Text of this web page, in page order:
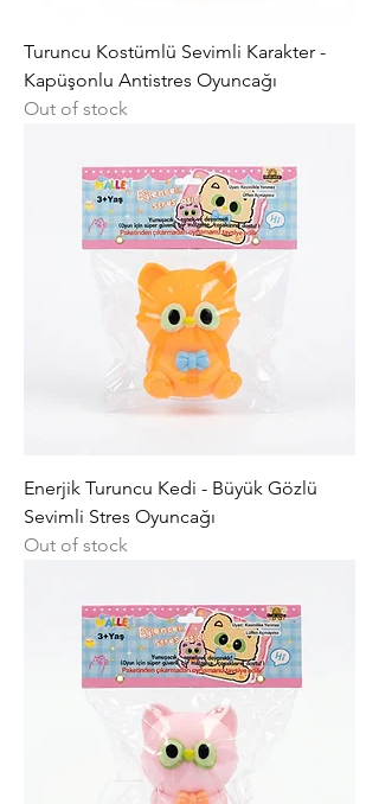
Turuncu Kostümlü Sevimli Karakter -
Kapüşonlu Antistres Oyuncağı
Out of stock
Enerjik Turuncu Kedi - Büyük Gözlü
Sevimli Stres Oyuncağı
Out of stock